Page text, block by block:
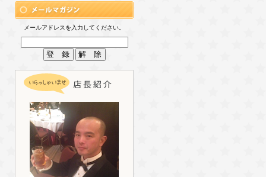
メールアドレスを入力してください。